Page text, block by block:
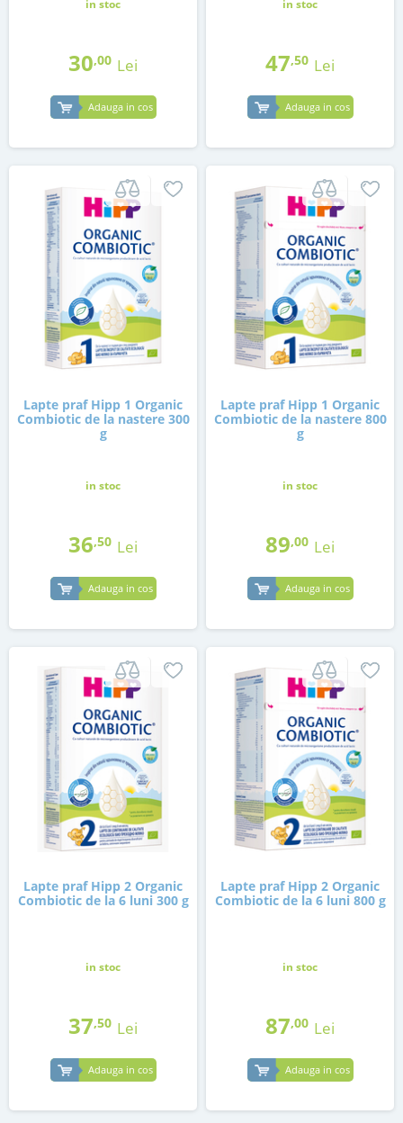
in stoc
30,00 Lei
Adauga in cos
in stoc
47,50 Lei
Adauga in cos
Lapte praf Hipp 1 Organic
Combiotic de la nastere 300
g
in stoc
36,50 Lei
Adauga in cos
Lapte praf Hipp 1 Organic
Combiotic de la nastere 800
g
in stoc
89,00 Lei
Adauga in cos
Lapte praf Hipp 2 Organic
Combiotic de la 6 luni 300 g
in stoc
37,50 Lei
Adauga in cos
Lapte praf Hipp 2 Organic
Combiotic de la 6 luni 800 g
in stoc
87,00 Lei
Adauga in cos